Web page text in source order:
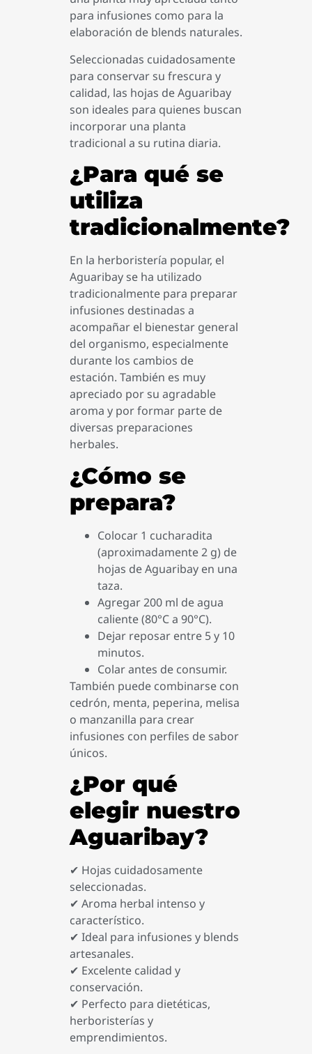
para infusiones como para la
elaboración de blends naturales.
Seleccionadas cuidadosamente
para conservar su frescura y
calidad, las hojas de Aguaribay
son ideales para quienes buscan
incorporar una planta
tradicional a su rutina diaria.
¿Para qué se
utiliza
tradicionalmente?
En la herboristería popular, el
Aguaribay se ha utilizado
tradicionalmente para preparar
infusiones destinadas a
acompañar el bienestar general
del organismo, especialmente
durante los cambios de
estación. También es muy
apreciado por su agradable
aroma y por formar parte de
diversas preparaciones
herbales.
¿Cómo se
prepara?
Colocar 1 cucharadita
(aproximadamente 2 g) de
hojas de Aguaribay en una
taza.
Agregar 200 ml de agua
caliente (80°C a 90°C).
Dejar reposar entre 5 y 10
minutos.
Colar antes de consumir.
También puede combinarse con
cedrón, menta, peperina, melisa
o manzanilla para crear
infusiones con perfiles de sabor
únicos.
¿Por qué
elegir nuestro
Aguaribay?
✔ Hojas cuidadosamente
seleccionadas.
✔ Aroma herbal intenso y
característico.
✔ Ideal para infusiones y blends
artesanales.
✔ Excelente calidad y
conservación.
✔ Perfecto para dietéticas,
herboristerías y
emprendimientos.